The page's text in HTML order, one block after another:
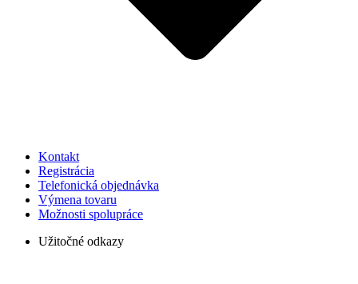
Kontakt
Registrácia
Telefonická objednávka
Výmena tovaru
Možnosti spolupráce
Užitočné odkazy